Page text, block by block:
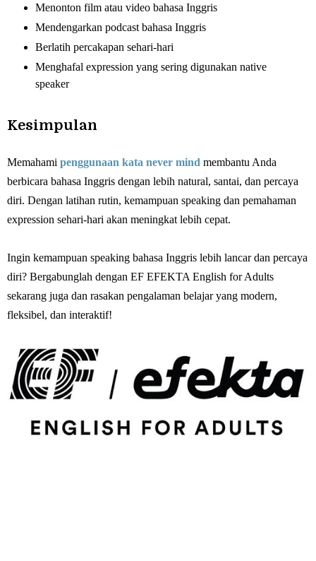
Menonton film atau video bahasa Inggris
Mendengarkan podcast bahasa Inggris
Berlatih percakapan sehari-hari
Menghafal expression yang sering digunakan native
speaker
Kesimpulan
Memahami penggunaan kata never mind membantu Anda
berbicara bahasa Inggris dengan lebih natural, santai, dan percaya
diri. Dengan latihan rutin, kemampuan speaking dan pemahaman
expression sehari-hari akan meningkat lebih cepat.
Ingin kemampuan speaking bahasa Inggris lebih lancar dan percaya
diri? Bergabunglah dengan EF EFEKTA English for Adults
sekarang juga dan rasakan pengalaman belajar yang modern,
fleksibel, dan interaktif!